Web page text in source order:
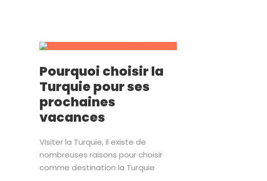
Pourquoi choisir la
Turquie pour ses
prochaines
vacances
Visiter la Turquie, il existe de
nombreuses raisons pour choisir
comme destination la Turquie